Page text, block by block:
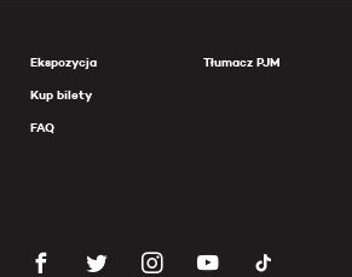
Ekspozycja
Kup bilety
FAQ
Tłumacz PJM